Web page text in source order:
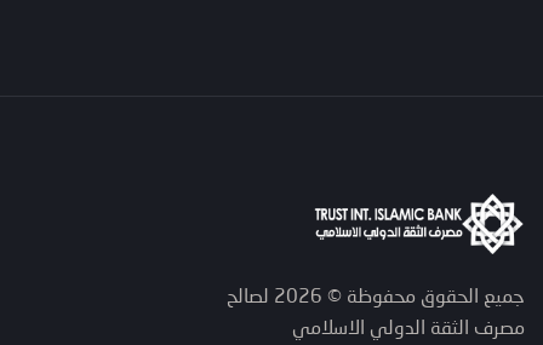
جميع الحقوق محفوظة © 2026 لصالح
مصرف الثقة الدولي الاسلامي